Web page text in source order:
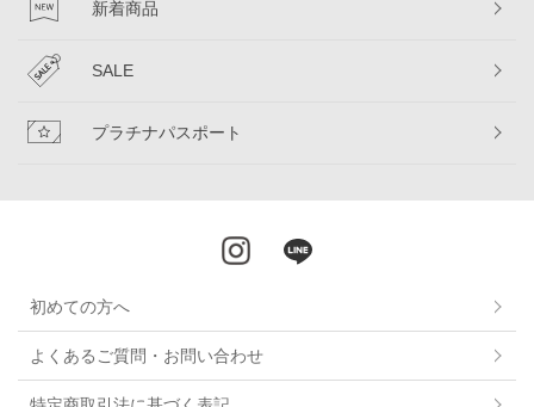
新着商品
SALE
プラチナパスポート
初めての方へ
よくあるご質問・お問い合わせ